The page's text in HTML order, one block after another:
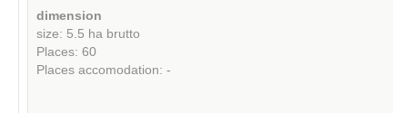
dimension
size: 5.5 ha brutto
Places: 60
Places accomodation: -